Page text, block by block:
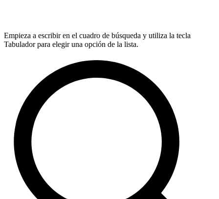
Empieza a escribir en el cuadro de búsqueda y utiliza la tecla
Tabulador para elegir una opción de la lista.